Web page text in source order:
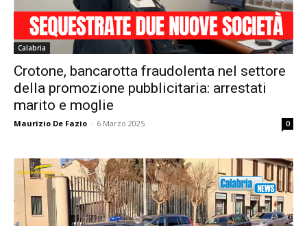
Calabria
Crotone, bancarotta fraudolenta nel settore
della promozione pubblicitaria: arrestati
marito e moglie
Maurizio De Fazio - 6 Marzo 2025 0